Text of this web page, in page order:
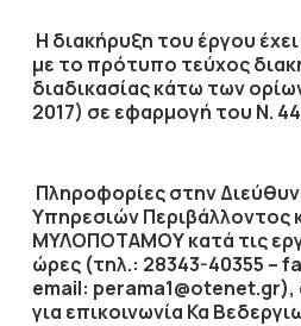
Η διακήρυξη του έργου
με το πρότυπο τεύχος
διαδικασίας κάτω των
2017) σε εφαρμογή του Ν.
Πληροφορίες στην
Υπηρεσιών Περιβάλλοντος
ΜΥΛΟΠΟΤΑΜΟΥ κατά τις
ώρες (τηλ.: 28343-40355 –
email:
για επικοινωνία Κα